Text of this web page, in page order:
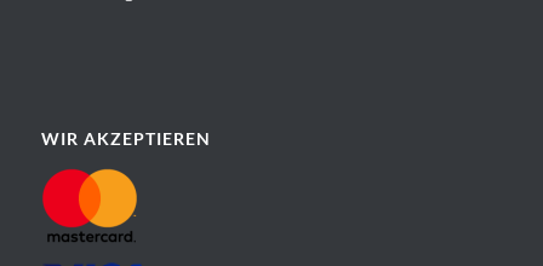
WIR AKZEPTIEREN